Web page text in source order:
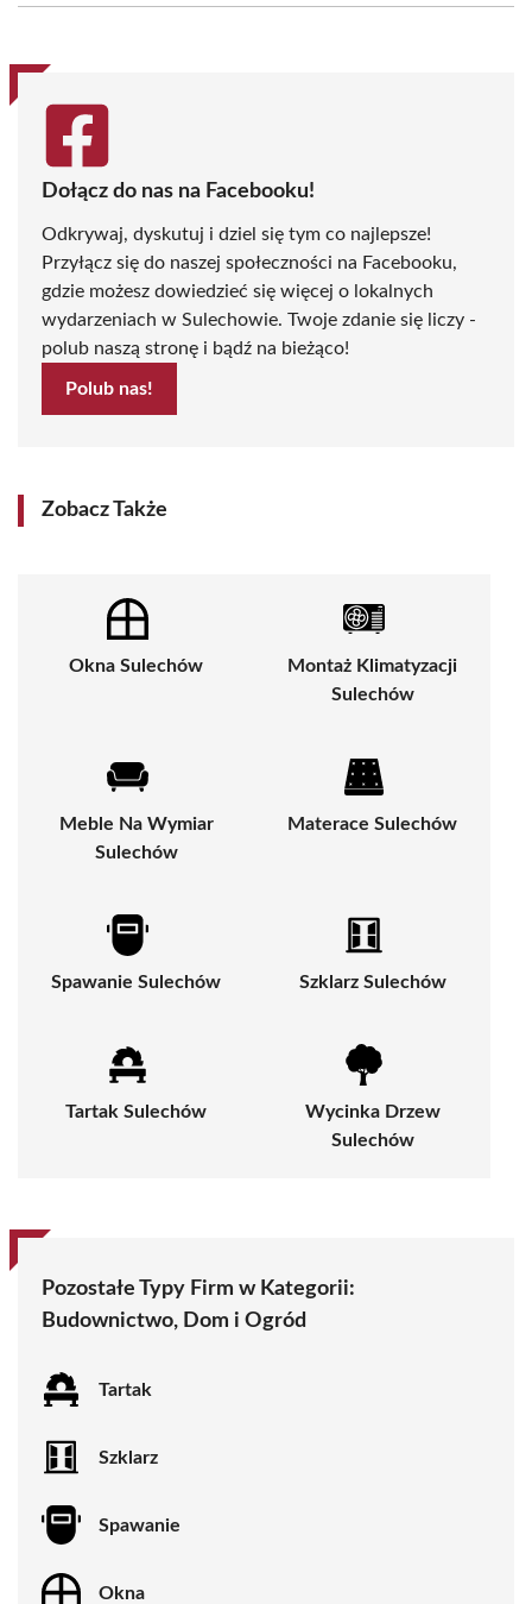
(Twitter)
Dołącz do nas na Facebooku!
Odkrywaj, dyskutuj i dziel się tym co najlepsze!
Przyłącz się do naszej społeczności na Facebooku,
gdzie możesz dowiedzieć się więcej o lokalnych
wydarzeniach w Sulechowie. Twoje zdanie się liczy -
polub naszą stronę i bądź na bieżąco!
Polub nas!
Zobacz Także
Okna Sulechów
Montaż Klimatyzacji
Sulechów
Meble Na Wymiar
Sulechów
Materace Sulechów
Spawanie Sulechów Szklarz Sulechów
Tartak Sulechów
Wycinka Drzew
Sulechów
Pozostałe Typy Firm w Kategorii:
Budownictwo, Dom i Ogród
Tartak
Szklarz
Spawanie
Okna